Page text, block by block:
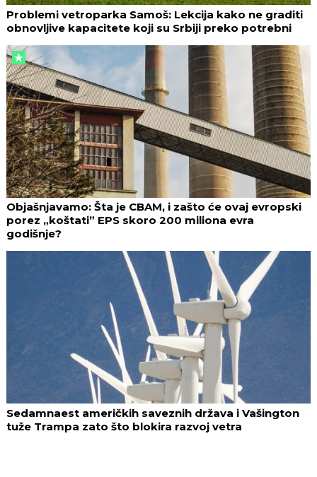
Problemi vetroparka Samoš: Lekcija kako ne graditi
obnovljive kapacitete koji su Srbiji preko potrebni
Objašnjavamo: Šta je CBAM, i zašto će ovaj evropski
porez „koštati” EPS skoro 200 miliona evra
godišnje?
Sedamnaest američkih saveznih država i Vašington
tuže Trampa zato što blokira razvoj vetra